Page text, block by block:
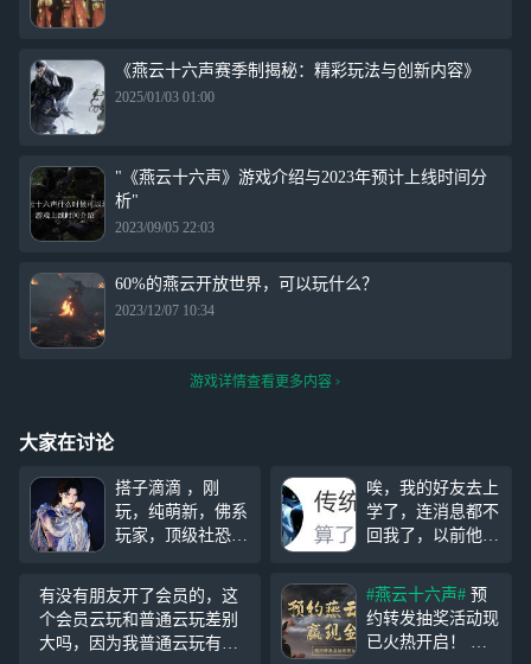
《燕云十六声赛季制揭秘：精彩玩法与创新内容》
2025/01/03 01:00
"《燕云十六声》游戏介绍与2023年预计上线时间分
析"
2023/09/05 22:03
60%的燕云开放世界，可以玩什么？
2023/12/07 10:34
游戏详情查看更多内容
大家在讨论
搭子滴滴 ，刚
玩，纯萌新，佛系
玩家，顶级社恐
机)，学生党现高
一。 平时可能只
有周中做声望任
务，周末可玩，长
唉，我的好友去上
学了，连消息都不
回我了，以前他给
因为需要让我登
录，然后却一直没
有回他，所以他
就……唉
有没有朋友开了会员的，这
个会员云玩和普通云玩差别
大吗，因为我普通云玩有点
#燕云十六声#
约转发抽奖活动现
已火热开启！ 福